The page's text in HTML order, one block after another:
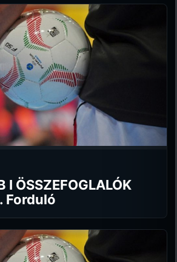
ÖSSZEFOGLALÓK
Forduló